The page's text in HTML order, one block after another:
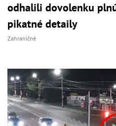
odhalili dovolenku
pikatné detaily
Zahraničné